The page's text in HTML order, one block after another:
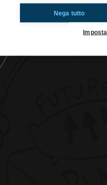
Ti è piaciuto?
Nega tutto